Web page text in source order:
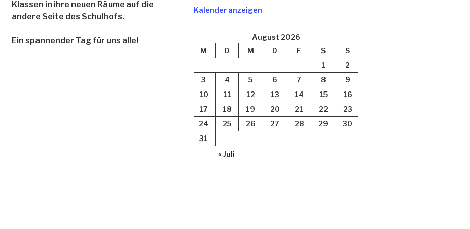
Klassen in ihre neuen Räume auf die
andere Seite des Schulhofs.
Ein spannender Tag für uns alle!
Kalender anzeigen
August 2026
M
D M D F S
S
1
2
3
4 5 6 7 8
9
10
11 12 13 14 15
16
17
18 19 20 21 22
23
24
25 26 27 28 29
30
31
« Juli